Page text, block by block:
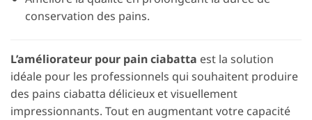
conservation des pains.
L’améliorateur pour pain ciabatta est la solution
idéale pour les professionnels qui souhaitent produire
des pains ciabatta délicieux et visuellement
impressionnants. Tout en augmentant votre capacité